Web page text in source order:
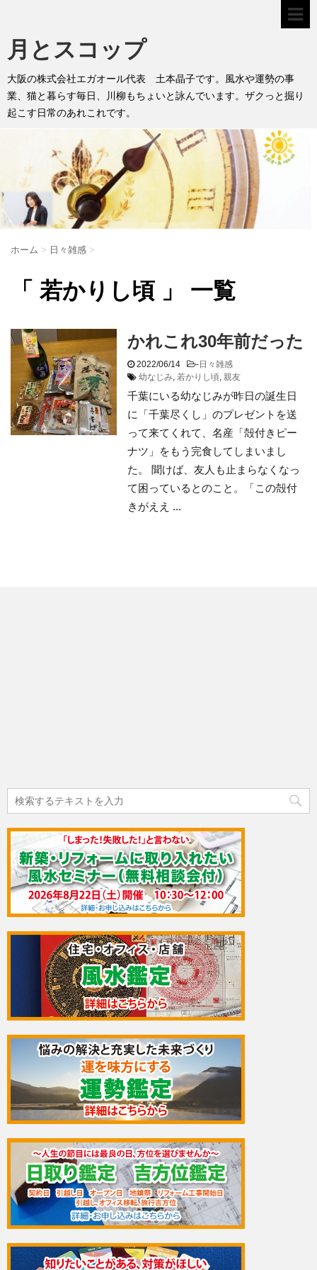
月とスコップ
大阪の株式会社エガオール代表 土本晶子です。風水や運勢の事
業、猫と暮らす毎日、川柳もちょいと詠んでいます。ザクっと掘り
起こす日常のあれこれです。
ホーム > 日々雑感 >
「 若かりし頃 」 一覧
かれこれ30年前だった
2022/06/14 -日々雑感
幼なじみ, 若かりし頃, 親友
千葉にいる幼なじみが昨日の誕生日
に「千葉尽くし」のプレゼントを送
って来てくれて、名産「殻付きピー
ナツ」をもう完食してしまいまし
た。 聞けば、友人も止まらなくなっ
て困っているとのこと。「この殻付
きがええ ...